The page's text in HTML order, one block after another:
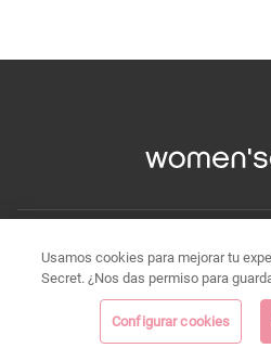
Usamos cookies para mejorar tu
Secret. ¿Nos das permiso para
Configurar cookies